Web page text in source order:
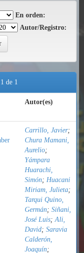
En orden:
Autor/Registro:
de 1
Autor(es)
Carrillo, Javier;
Chura Mamani,
Aurelio;
Yámpara
Huarachi,
Simón; Huacani
Miriam, Julieta;
Tarqui Quino,
Germán; Siñani,
José Luis;Ali,
David; Saravia
Calderón,
Joaquín;